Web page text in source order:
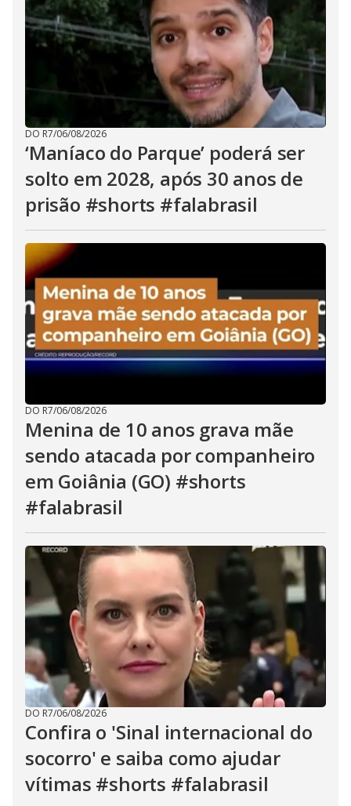
DO R7/06/08/2026
‘Maníaco do Parque’ poderá ser
solto em 2028, após 30 anos de
prisão #shorts #falabrasil
DO R7/06/08/2026
Menina de 10 anos grava mãe
sendo atacada por companheiro
em Goiânia (GO) #shorts
#falabrasil
DO R7/06/08/2026
Confira o 'Sinal internacional do
socorro' e saiba como ajudar
vítimas #shorts #falabrasil